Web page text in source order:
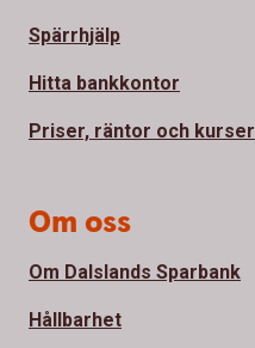
Spärrhjälp
Hitta bankkontor
Priser, räntor och kurser
Om oss
Om Dalslands Sparbank
Hållbarhet